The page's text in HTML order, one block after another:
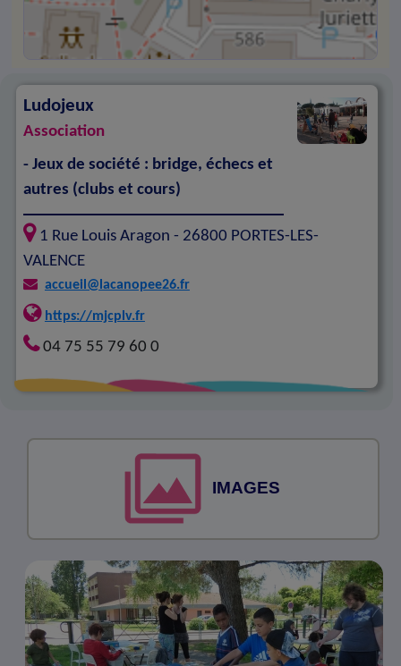
Ludojeux
Association
- Jeux de société : bridge, échecs et
autres (clubs et cours)
1 Rue Louis Aragon - 26800 PORTES-LES-
VALENCE
accueil@lacanopee26.fr
https://mjcplv.fr
04 75 55 79 60 0
IMAGES